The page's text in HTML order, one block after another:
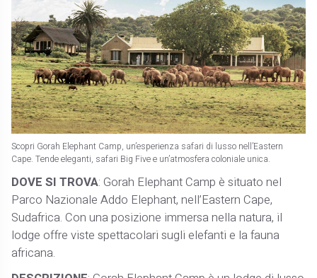
Scopri Gorah Elephant Camp, un’esperienza safari di lusso nell’Eastern
Cape. Tende eleganti, safari Big Five e un’atmosfera coloniale unica.
DOVE SI TROVA: Gorah Elephant Camp è situato nel
Parco Nazionale Addo Elephant, nell’Eastern Cape,
Sudafrica. Con una posizione immersa nella natura, il
lodge offre viste spettacolari sugli elefanti e la fauna
africana.